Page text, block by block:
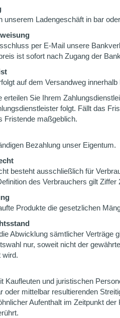
unserem Ladengeschäft in bar
per E-Mail unsere
ist sofort nach Zugang der
auf dem Versandweg
erteilen Sie Ihrem
folgt. Fällt das
Fristende maßgeblich.
Bezahlung unser Eigentum.
besteht ausschließlich für
des Verbrauchers gilt Ziffer
Produkte die gesetzlichen
Abwicklung sämtlicher
nur, soweit nicht der
wird.
Kaufleuten und juristischen
oder mittelbar resultierenden
Aufenthalt im Zeitpunkt